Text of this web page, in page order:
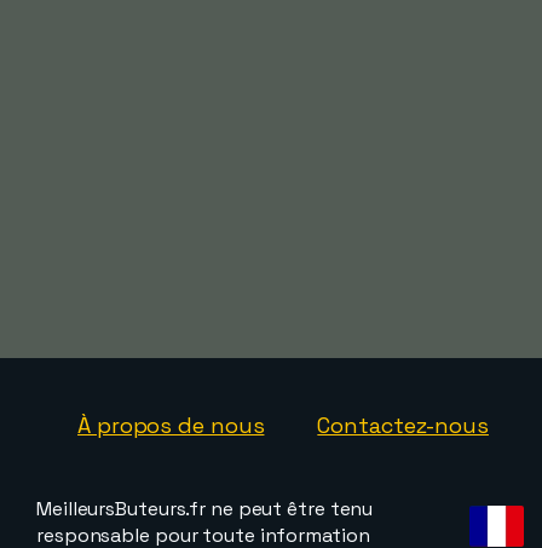
À propos de nous Contactez-nous
MeilleursButeurs.fr ne peut être tenu
responsable pour toute information